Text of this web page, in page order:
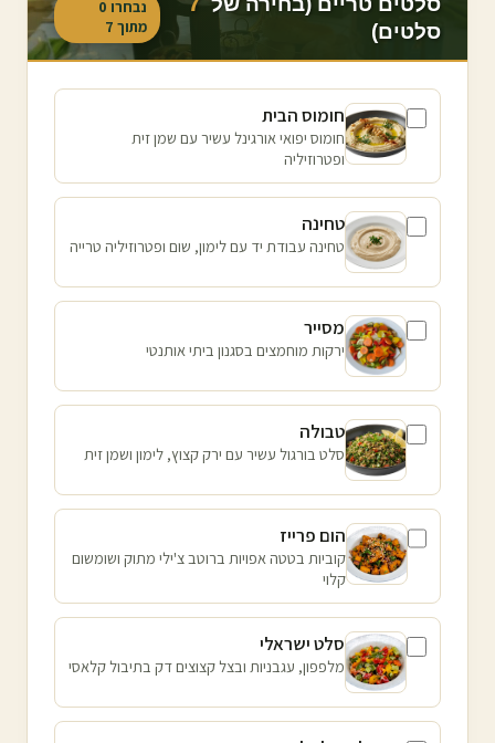
סלטים)
נבחרו 0
מתוך 7
חומוס הבית
חומוס יפואי אורגינל עשיר עם שמן זית
ופטרוזיליה
טחינה
טחינה עבודת יד עם לימון, שום ופטרוזיליה טרייה
מסייר
ירקות מוחמצים בסגנון ביתי אותנטי
טבולה
סלט בורגול עשיר עם ירק קצוץ, לימון ושמן זית
הום פרייז
קוביות בטטה אפויות ברוטב צ'ילי מתוק ושומשום
קלוי
סלט ישראלי
מלפפון, עגבניות ובצל קצוצים דק בתיבול קלאסי